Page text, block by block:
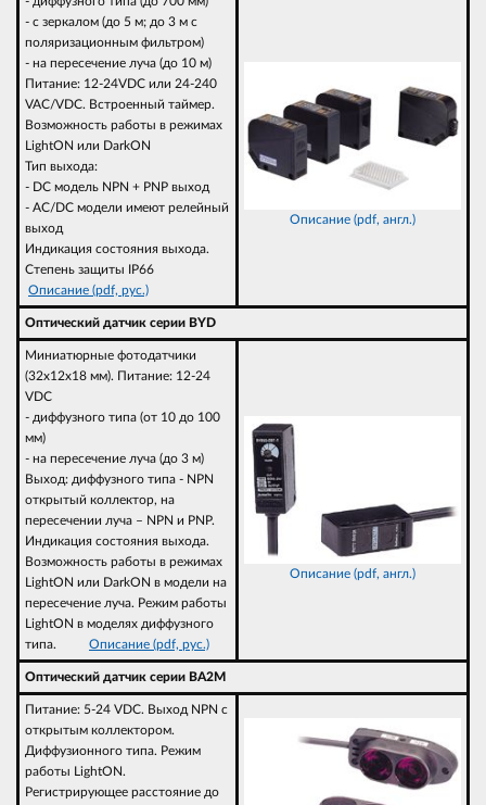
- с зеркалом (до 5 м; до 3 м с
поляризационным фильтром)
- на пересечение луча (до 10 м)
Питание: 12-24VDC или 24-240
VAC/VDC. Встроенный таймер.
Возможность работы в режимах
LightON или DarkON
Тип выхода:
- DC модель NPN + PNP выход
- AC/DC модели имеют релейный
выход
Индикация состояния выхода.
Степень защиты IP66
Описание (pdf, рус.)
Описание (pdf, англ.)
Оптический датчик серии BYD
Миниатюрные фотодатчики
(32х12х18 мм). Питание: 12-24
VDC
- диффузного типа (от 10 до 100
мм)
- на пересечение луча (до 3 м)
Выход: диффузного типа - NPN
открытый коллектор, на
пересечении луча – NPN и PNP.
Индикация состояния выхода.
Возможность работы в режимах
LightON или DarkON в модели на
пересечение луча. Режим работы
LightON в моделях диффузного
типа. Описание (pdf, рус.)
Описание (pdf, англ.)
Оптический датчик серии BA2M
Питание: 5-24 VDC. Выход NPN с
открытым коллектором.
Диффузионного типа. Режим
работы LightON.
Регистрирующее расстояние до